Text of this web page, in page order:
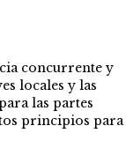
concurrente y
locales y las
las partes
principios para